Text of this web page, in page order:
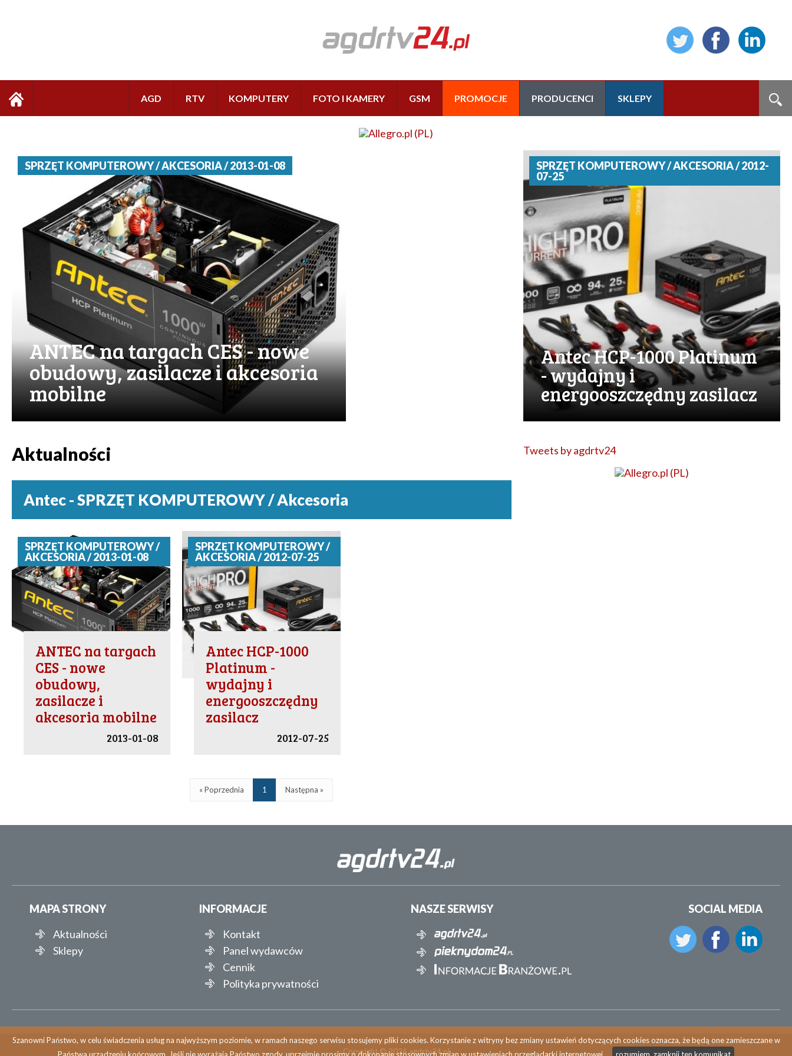
AGD RTV KOMPUTERY FOTO I KAMERY GSM PROMOCJE PRODUCENCI SKLEPY
SPRZĘT KOMPUTEROWY / AKCESORIA / 2013-01-08
ANTEC na targach CES - nowe
obudowy, zasilacze i akcesoria
mobilne
SPRZĘT KOMPUTEROWY / AKCESORIA / 2012-
07-25
Antec HCP-1000 Platinum
- wydajny i
energooszczędny zasilacz
Aktualności
Antec - SPRZĘT KOMPUTEROWY / Akcesoria
SPRZĘT KOMPUTEROWY /
AKCESORIA / 2013-01-08
ANTEC na targach
CES - nowe
obudowy,
zasilacze i
akcesoria mobilne
2013-01-08
SPRZĘT KOMPUTEROWY /
AKCESORIA / 2012-07-25
Antec HCP-1000
Platinum -
wydajny i
energooszczędny
zasilacz
2012-07-25
« Poprzednia 1 Następna »
Tweets by agdrtv24
MAPA STRONY
Aktualności
Sklepy
INFORMACJE
Kontakt
Panel wydawców
Cennik
Polityka prywatności
NASZE SERWISY SOCIAL MEDIA
Copyright © 2026 agdrtv24.pl
Szanowni Państwo, w celu świadczenia usług na najwyższym poziomie, w ramach naszego serwisu stosujemy pliki cookies. Korzystanie z witryny bez zmiany ustawień dotyczących cookies oznacza, że będą one zamieszczane w